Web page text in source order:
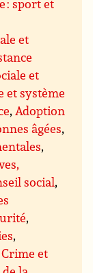
: sport et
et
et
et système
,Adoption
âgées,
,
social,
,
,
Crime et